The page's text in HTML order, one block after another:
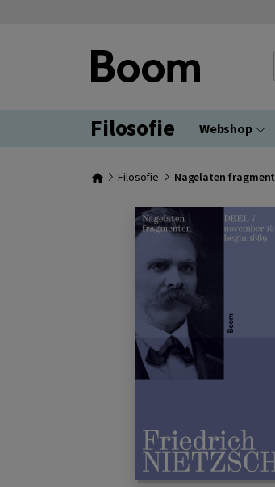
Filosofie Webshop
Filosofie Nagelaten